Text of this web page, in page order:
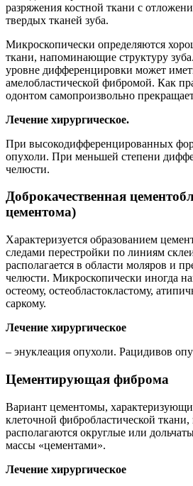
разряжения костной ткани с
твердых тканей зуба.
Микроскопически определяются
ткани, напоминающие структуру
уровне дифференцировки может
амелобластической фибромой. Как
одонтом самопроизвольно
Лечение хирургическое.
При высокодифференцированных
опухоли. При меньшей степени
челюсти.
Доброкачественная
цементома)
Характеризуется образованием
следами перестройки по линиям
располагается в области моляров и
челюсти. Микроскопически иногда
остеому, остеобластокластому,
саркому.
Лечение хирургическое
– энуклеация опухоли. Рацидивов
Цементирующая фиброма
Вариант цементомы,
клеточной фибробластической ткани,
располагаются округлые или
массы «цементами».
Лечение хирургическое